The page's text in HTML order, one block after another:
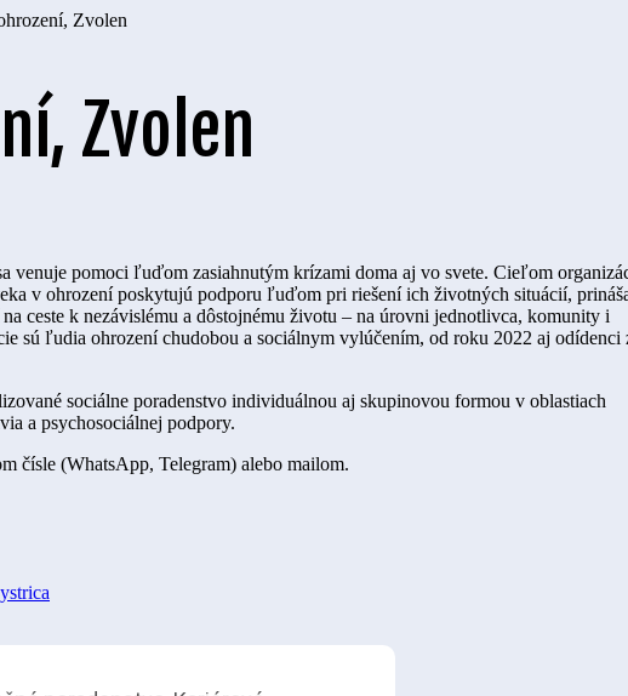
Zvolen
Zvolen
venuje pomoci ľuďom zasiahnutým krízami doma aj vo svete. Cieľom
v ohrození poskytujú podporu ľuďom pri riešení ich životných situácií,
ceste k nezávislému a dôstojnému životu – na úrovni jednotlivca, komunity i
sú ľudia ohrození chudobou a sociálnym vylúčením, od roku 2022 aj odídenci
sociálne poradenstvo individuálnou aj skupinovou formou v oblastiach
a psychosociálnej podpory.
čísle (WhatsApp, Telegram) alebo mailom.